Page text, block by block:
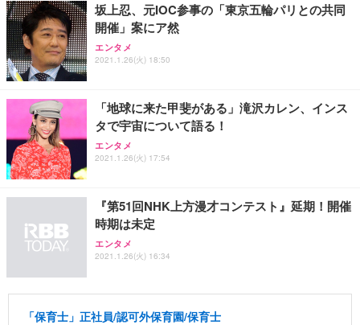
坂上忍、元IOC参事の「東京五輪パリとの共同
開催」案にア然
エンタメ
2021.1.26(火) 18:50
「地球に来た甲斐がある」滝沢カレン、インス
タで宇宙について語る！
エンタメ
2021.1.26(火) 17:54
『第51回NHK上方漫才コンテスト』延期！開催
時期は未定
エンタメ
2021.1.26(火) 16:34
「保育士」正社員/認可外保育園/保育士